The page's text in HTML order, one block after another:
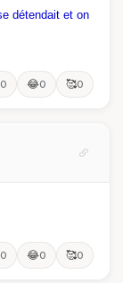
détendait et on
0 😂0 🥰0
0 😂0 🥰0